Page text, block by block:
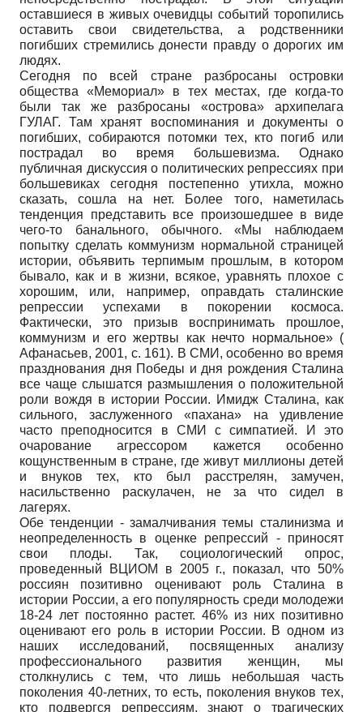
оставшиеся в живых очевидцы событий торопились
оставить свои свидетельства, а родственники
погибших стремились донести правду о дорогих им
людях.
Сегодня по всей стране разбросаны островки
общества «Мемориал» в тех местах, где когда-то
были так же разбросаны «острова» архипелага
ГУЛАГ. Там хранят воспоминания и документы о
погибших, собираются потомки тех, кто погиб или
пострадал во время большевизма. Однако
публичная дискуссия о политических репрессиях при
большевиках сегодня постепенно утихла, можно
сказать, сошла на нет. Более того, наметилась
тенденция представить все произошедшее в виде
чего-то банального, обычного. «Мы наблюдаем
попытку сделать коммунизм нормальной страницей
истории, объявить терпимым прошлым, в котором
бывало, как и в жизни, всякое, уравнять плохое с
хорошим, или, например, оправдать сталинские
репрессии успехами в покорении космоса.
Фактически, это призыв воспринимать прошлое,
коммунизм и его жертвы как нечто нормальное» (
Афанасьев, 2001, с. 161). В СМИ, особенно во время
празднования дня Победы и дня рождения Сталина
все чаще слышатся размышления о положительной
роли вождя в истории России. Имидж Сталина, как
сильного, заслуженного «пахана» на удивление
часто преподносится в СМИ с симпатией. И это
очарование агрессором кажется особенно
кощунственным в стране, где живут миллионы детей
и внуков тех, кто был расстрелян, замучен,
насильственно раскулачен, не за что сидел в
лагерях.
Обе тенденции - замалчивания темы сталинизма и
неопределенность в оценке репрессий - приносят
свои плоды. Так, социологический опрос,
проведенный ВЦИОМ в 2005 г., показал, что 50%
россиян позитивно оценивают роль Сталина в
истории России, а его популярность среди молодежи
18-24 лет постоянно растет. 46% из них позитивно
оценивают его роль в истории России. В одном из
наших исследований, посвященных анализу
профессионального развития женщин, мы
столкнулись с тем, что лишь небольшая часть
поколения 40-летних, то есть, поколения внуков тех,
кто подвергся репрессиям, знают о трагических